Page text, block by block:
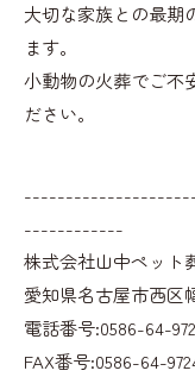
大切な家族との最期
ます。
小動物の火葬でご不
ださい。
------------
株式会社山中ペット
愛知県名古屋市西区
電話番号:0586-64-
FAX番号:0586-64-